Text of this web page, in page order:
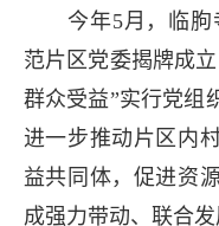
今年5月，临朐寺
范片区党委揭牌成
群众受益”实行党组
进一步推动片区内
益共同体，促进资
成强力带动、联合发